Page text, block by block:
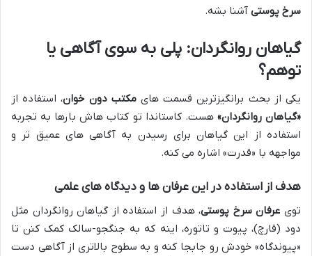
سرخ پوستی آشنا بشه.
گیاهان روانگردان: پلی به سوی آگاهی یا
توهم؟
یکی از بحث برانگیزترین قسمت هایمکتب دون خوان، استفاده از
«گیاهان روانگردان» هست. کاستاندا تو کتاب هاش بارها به تجربه
استفاده از این گیاهان برای رسیدن به آگاهی های عمیق تر و
مواجهه با «قدرت» اشاره می کنه.
هدف از استفاده در این عرفان ها و دیدگاه های علمی
توی عرفان سرخ پوستی، هدف از استفاده از گیاهان روانگردان مثل
دود (قارچ)، پیوت و تاتوره، اینه که به جنگجو-سالک کمک کنن تا
«پیوندگاه» خودش رو جابجا کنه و به سطوح بالاتری از آگاهی دست